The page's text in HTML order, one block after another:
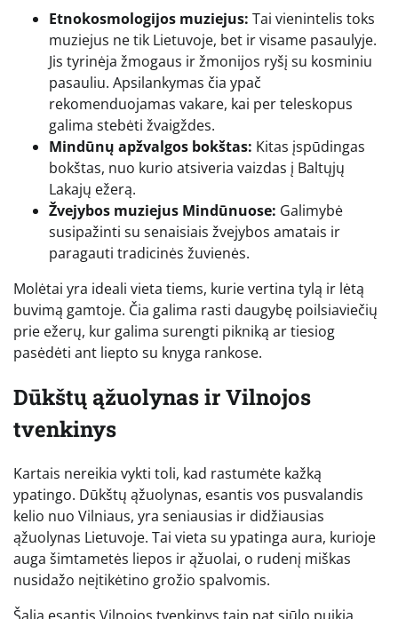
Etnokosmologijos muziejus: Tai vienintelis toks
muziejus ne tik Lietuvoje, bet ir visame pasaulyje.
Jis tyrinėja žmogaus ir žmonijos ryšį su kosminiu
pasauliu. Apsilankymas čia ypač
rekomenduojamas vakare, kai per teleskopus
galima stebėti žvaigždes.
Mindūnų apžvalgos bokštas: Kitas įspūdingas
bokštas, nuo kurio atsiveria vaizdas į Baltųjų
Lakajų ežerą.
Žvejybos muziejus Mindūnuose: Galimybė
susipažinti su senaisiais žvejybos amatais ir
paragauti tradicinės žuvienės.
Molėtai yra ideali vieta tiems, kurie vertina tylą ir lėtą
buvimą gamtoje. Čia galima rasti daugybę poilsiaviečių
prie ežerų, kur galima surengti pikniką ar tiesiog
pasėdėti ant liepto su knyga rankose.
Dūkštų ąžuolynas ir Vilnojos
tvenkinys
Kartais nereikia vykti toli, kad rastumėte kažką
ypatingo. Dūkštų ąžuolynas, esantis vos pusvalandis
kelio nuo Vilniaus, yra seniausias ir didžiausias
ąžuolynas Lietuvoje. Tai vieta su ypatinga aura, kurioje
auga šimtametės liepos ir ąžuolai, o rudenį miškas
nusidažo neįtikėtino grožio spalvomis.